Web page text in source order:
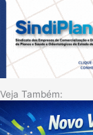
Veja Também: